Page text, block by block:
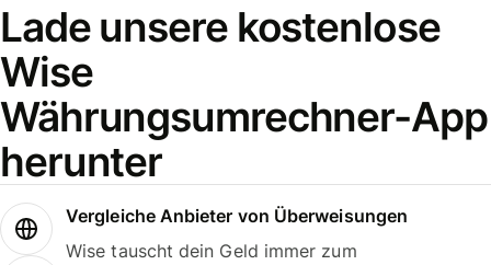
Lade unsere kostenlose
Wise
Währungsumrechner-App
herunter
Vergleiche Anbieter von Überweisungen
Wise tauscht dein Geld immer zum